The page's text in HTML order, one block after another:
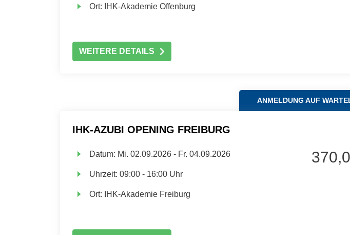
Ort: IHK-Akademie Offenburg
WEITERE DETAILS
ANMELDUNG AUF
IHK-AZUBI OPENING FREIBURG
Datum: Mi. 02.09.2026 - Fr. 04.09.2026
Uhrzeit: 09:00 - 16:00 Uhr
Ort: IHK-Akademie Freiburg